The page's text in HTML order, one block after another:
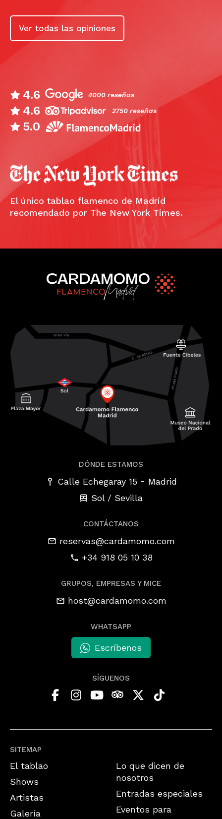
Ver todas las opiniones
4.6 4000 reseñas
4.6 2750 reseñas
5.0
El único tablao flamenco de Madrid
recomendado por The New York Times.
SITEMAP
El tablao
Shows
Artistas
Galería
Lo que dicen de
nosotros
Entradas especiales
Eventos para
DÓNDE ESTAMOS
Calle Echegaray 15 - Madrid
Sol / Sevilla
CONTÁCTANOS
reservas@cardamomo.com
+34 918 05 10 38
GRUPOS, EMPRESAS Y MICE
host@cardamomo.com
WHATSAPP
Escríbenos
SÍGUENOS